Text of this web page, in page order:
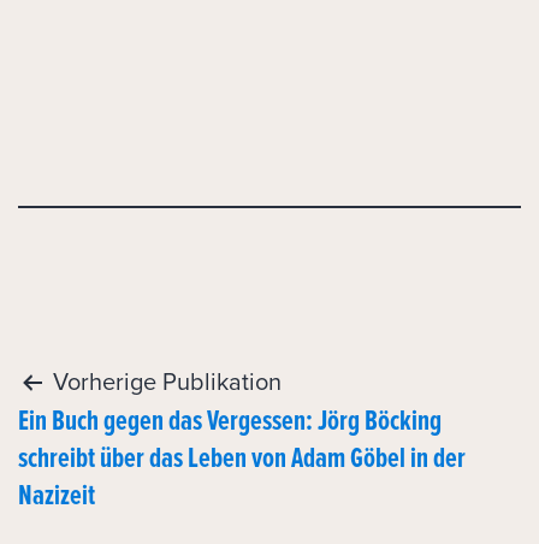
Post
navigation
Vorherige Publikation
Ein Buch gegen das Vergessen: Jörg Böcking
schreibt über das Leben von Adam Göbel in der
Nazizeit